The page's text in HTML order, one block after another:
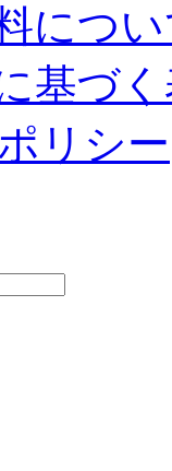
につ
基づ
リシー